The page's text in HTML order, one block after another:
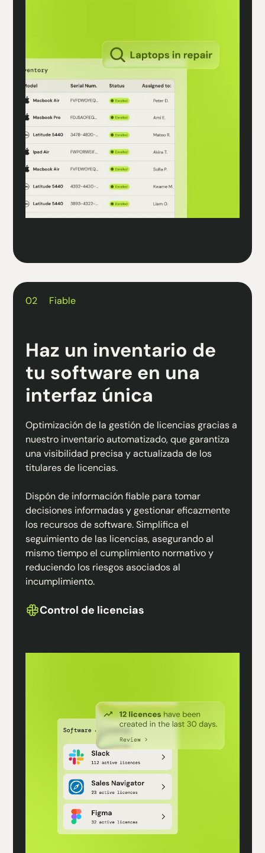
02 Fiable
Haz un inventario de
tu software en una
interfaz única
Optimización de la gestión de licencias gracias a
nuestro inventario automatizado, que garantiza
una visibilidad precisa y actualizada de los
titulares de licencias.
Dispón de información fiable para tomar
decisiones informadas y gestionar eficazmente
los recursos de software. Simplifica el
seguimiento de las licencias, asegurando al
mismo tiempo el cumplimiento normativo y
reduciendo los riesgos asociados al
incumplimiento.
Control de licencias